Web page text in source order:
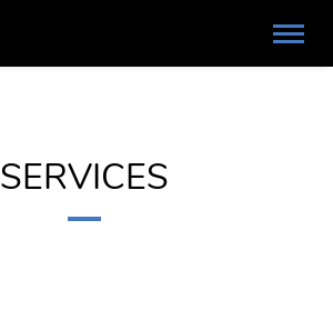
SERVICES